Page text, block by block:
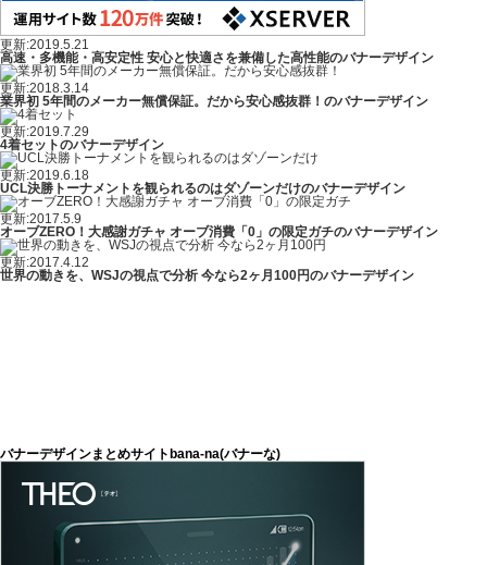
更新:2019.5.21
高速・多機能・高安定性 安心と快適さを兼備した高性能のバナーデザイン
更新:2018.3.14
業界初 5年間のメーカー無償保証。だから安心感抜群！のバナーデザイン
更新:2019.7.29
4着セットのバナーデザイン
更新:2019.6.18
UCL決勝トーナメントを観られるのはダゾーンだけのバナーデザイン
更新:2017.5.9
オーブZERO！大感謝ガチャ オーブ消費「0」の限定ガチのバナーデザイン
更新:2017.4.12
世界の動きを、WSJの視点で分析 今なら2ヶ月100円のバナーデザイン
バナーデザインまとめサイトbana-na(バナーな)